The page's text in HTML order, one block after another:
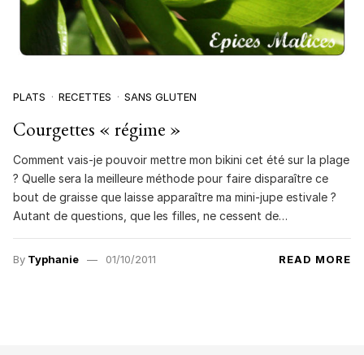
PLATS RECETTES SANS GLUTEN
Courgettes « régime »
Comment vais-je pouvoir mettre mon bikini cet été sur la plage
? Quelle sera la meilleure méthode pour faire disparaître ce
bout de graisse que laisse apparaître ma mini-jupe estivale ?
Autant de questions, que les filles, ne cessent de…
By Typhanie 01/10/2011 READ MORE